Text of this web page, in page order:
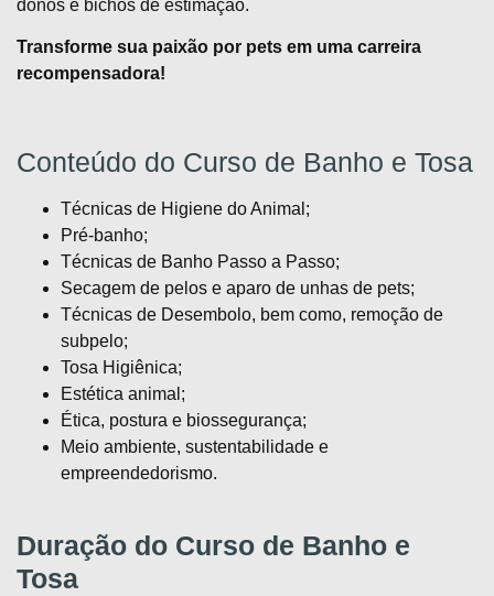
donos e bichos de estimação.
Transforme sua paixão por pets em uma carreira
recompensadora!
Conteúdo do Curso de Banho e Tosa
Técnicas de Higiene do Animal;
Pré-banho;
Técnicas de Banho Passo a Passo;
Secagem de pelos e aparo de unhas de pets;
Técnicas de Desembolo, bem como, remoção de
subpelo;
Tosa Higiênica;
Estética animal;
Ética, postura e biossegurança;
Meio ambiente, sustentabilidade e
empreendedorismo.
Duração do Curso de Banho e
Tosa